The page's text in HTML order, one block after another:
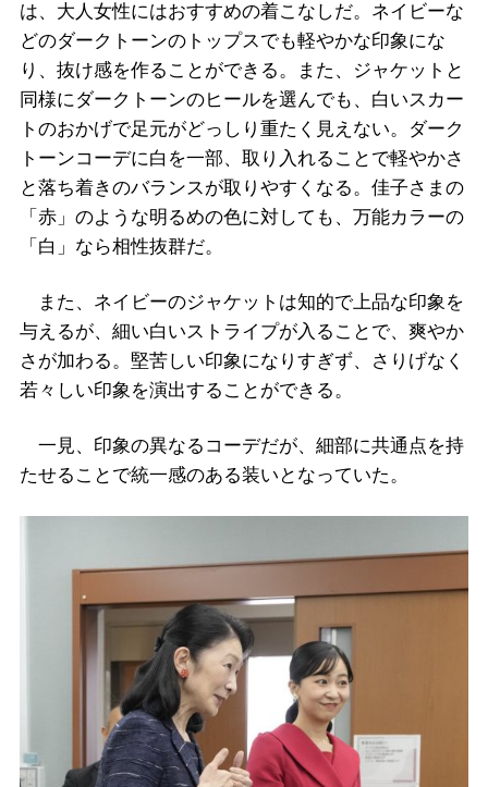
は、大人女性にはおすすめの着こなしだ。ネイビーな
どのダークトーンのトップスでも軽やかな印象にな
り、抜け感を作ることができる。また、ジャケットと
同様にダークトーンのヒールを選んでも、白いスカー
トのおかげで足元がどっしり重たく見えない。ダーク
トーンコーデに白を一部、取り入れることで軽やかさ
と落ち着きのバランスが取りやすくなる。佳子さまの
「赤」のような明るめの色に対しても、万能カラーの
「白」なら相性抜群だ。
また、ネイビーのジャケットは知的で上品な印象を
与えるが、細い白いストライプが入ることで、爽やか
さが加わる。堅苦しい印象になりすぎず、さりげなく
若々しい印象を演出することができる。
一見、印象の異なるコーデだが、細部に共通点を持
たせることで統一感のある装いとなっていた。